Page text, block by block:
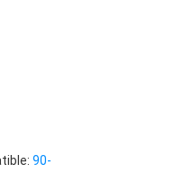
90-